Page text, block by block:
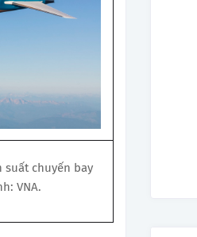
suất chuyến bay
VNA.